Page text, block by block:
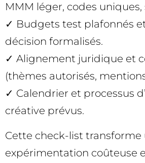
MMM léger, codes uniques,
✓ Budgets test plafonnés
décision formalisés.
✓ Alignement juridique et
(thèmes autorisés,
✓ Calendrier et processus
créative prévus.
Cette check-list transforme
expérimentation coûteuse